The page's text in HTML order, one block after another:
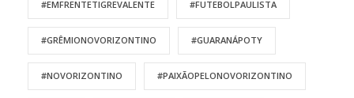
#EMFRENTETIGREVALENTE #FUTEBOLPAULISTA
#GRÊMIONOVORIZONTINO #GUARANÁPOTY
#NOVORIZONTINO #PAIXÃOPELONOVORIZONTINO